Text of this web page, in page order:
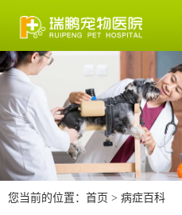
您当前的位置： 首页 > 病症百科